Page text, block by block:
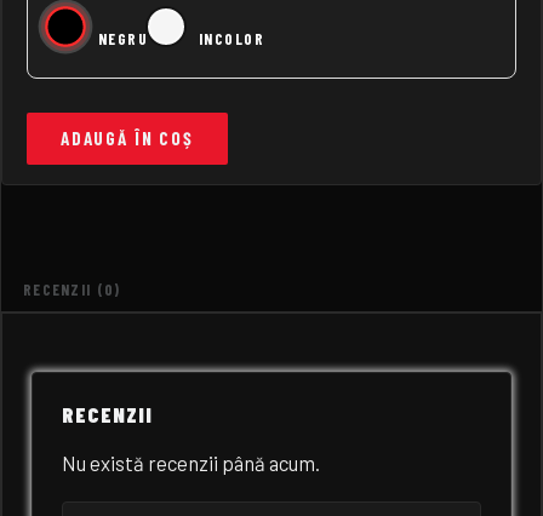
NEGRU INCOLOR
ADAUGĂ ÎN COȘ
RECENZII (0)
RECENZII
Nu există recenzii până acum.